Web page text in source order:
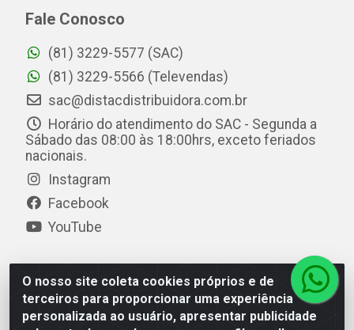
O nosso site coleta cookies próprios e de
terceiros para proporcionar uma experiência
personalizada ao usuário, apresentar publicidade
Fale Conosco
(81) 3229-5577 (SAC)
(81) 3229-5566 (Televendas)
sac@distacdistribuidora.com.br
Horário do atendimento do SAC - Segunda a
Sábado das 08:00 às 18:00hrs, exceto feriados
nacionais.
Instagram
Facebook
YouTube
Distac Distribuidora - Av. Durval de Góes Monteiro, 7049
- Jardim Petrópolis - Maceió/AL - CEP 57061-000 - CNPJ
08.072.649/0001-20